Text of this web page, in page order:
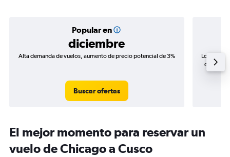
Popular en
diciembre
Alta demanda de vuelos, aumento de precio potencial de 3%
Buscar ofertas
Los
de
El mejor momento para reservar un
vuelo de Chicago a Cusco